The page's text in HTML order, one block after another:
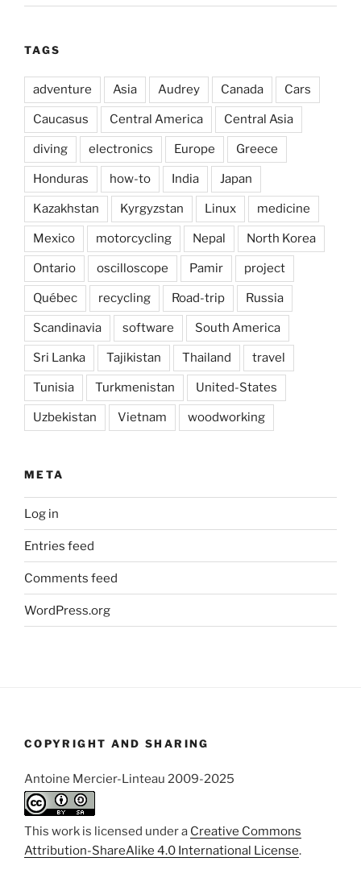
TAGS
adventure Asia Audrey Canada Cars
Caucasus Central America Central Asia
diving electronics Europe Greece
Honduras how-to India Japan
Kazakhstan Kyrgyzstan Linux medicine
Mexico motorcycling Nepal North Korea
Ontario oscilloscope Pamir project
Québec recycling Road-trip Russia
Scandinavia software South America
Sri Lanka Tajikistan Thailand travel
Tunisia Turkmenistan United-States
Uzbekistan Vietnam woodworking
META
Log in
Entries feed
Comments feed
WordPress.org
COPYRIGHT AND SHARING
Antoine Mercier-Linteau 2009-2025
This work is licensed under a Creative Commons
Attribution-ShareAlike 4.0 International License.